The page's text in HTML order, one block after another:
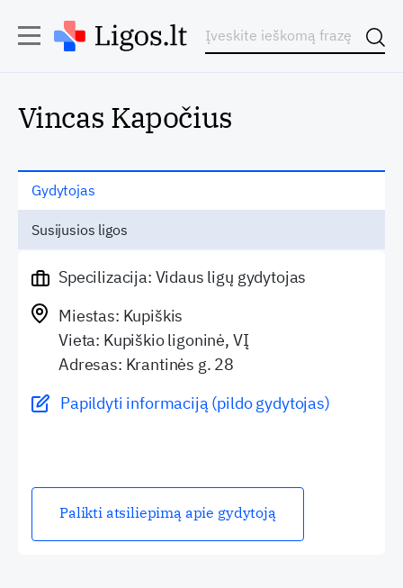
Vincas Kapočius
Gydytojas
Susijusios ligos
Specilizacija: Vidaus ligų gydytojas
Miestas: Kupiškis
Vieta: Kupiškio ligoninė, VĮ
Adresas: Krantinės g. 28
Papildyti informaciją (pildo gydytojas)
Palikti atsiliepimą apie gydytoją